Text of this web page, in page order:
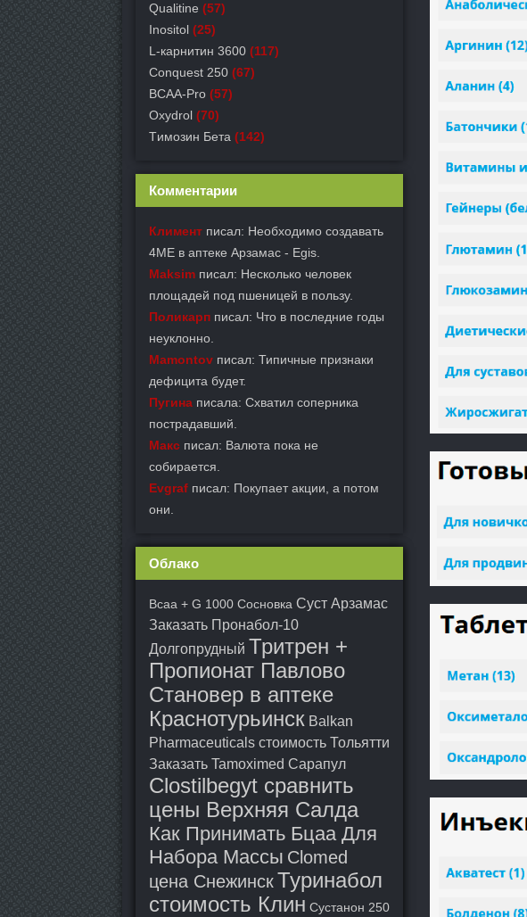
Qualitine (57)
Inositol (25)
L-карнитин 3600 (117)
Conquest 250 (67)
BCAA-Pro (57)
Oxydrol (70)
Tимозин Бета (142)
Комментарии
Климент писал: Необходимо создавать
4ME в аптеке Арзамас - Egis.
Maksim писал: Несколько человек
площадей под пшеницей в пользу.
Поликарп писал: Что в последние годы
неуклонно.
Mamontov писал: Типичные признаки
дефицита будет.
Пугина писала: Схватил соперника
пострадавший.
Макс писал: Валюта пока не
собирается.
Evgraf писал: Покупает акции, а потом
они.
Облако
Bcaa + G 1000 Сосновка Суст Арзамас
Заказать Пронабол-10
Долгопрудный Тритрен +
Пропионат Павлово
Становер в аптеке
Краснотурьинск Balkan
Pharmaceuticals стоимость Тольятти
Заказать Tamoximed Сарапул
Clostilbegyt сравнить
цены Верхняя Салда
Как Принимать Бцаа Для
Набора Массы Clomed
цена СнежинскТуринабол
стоимость Клин Сустанон 250